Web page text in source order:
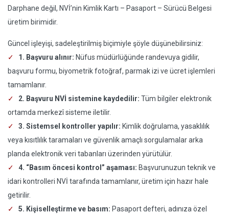
Darphane değil, NVİ’nin Kimlik Kartı – Pasaport – Sürücü Belgesi
üretim birimidir.
Güncel işleyişi, sadeleştirilmiş biçimiyle şöyle düşünebilirsiniz:
1. Başvuru alınır: Nüfus müdürlüğünde randevuya gidilir,
başvuru formu, biyometrik fotoğraf, parmak izi ve ücret işlemleri
tamamlanır.
2. Başvuru NVİ sistemine kaydedilir: Tüm bilgiler elektronik
ortamda merkezî sisteme iletilir.
3. Sistemsel kontroller yapılır: Kimlik doğrulama, yasaklılık
veya kısıtlılık taramaları ve güvenlik amaçlı sorgulamalar arka
planda elektronik veri tabanları üzerinden yürütülür.
4. “Basım öncesi kontrol” aşaması: Başvurunuzun teknik ve
idari kontrolleri NVİ tarafında tamamlanır, üretim için hazır hale
getirilir.
5. Kişiselleştirme ve basım: Pasaport defteri, adınıza özel